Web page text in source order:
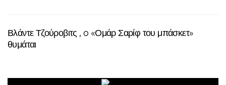
Βλάντε Τζούροβιτς , o «Ομάρ Σαρίφ του μπάσκετ»
θυμάται